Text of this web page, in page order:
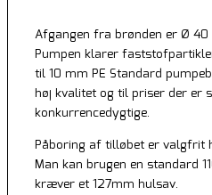
Afgangen fra brønden er Ø
Pumpen klarer
til 10 mm PE Standard
høj kvalitet og til priser der er
konkurrencedygtige.
Påboring af tilløbet er valgfrit
Man kan brugen en standard
kræver et 127mm hulsav.